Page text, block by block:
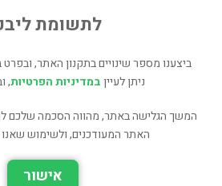
75 ₪
תבניות נופים
לתשומת
ביצענו מספר שינויים בתקנון האתר, ובפרט
ניתן לעייןבמדיניות הפרטיות,
המשך הגלישה באתר, מהווה הסכמה שלכם
האתר המעודכנים, ולשימוש שאנו
אישור